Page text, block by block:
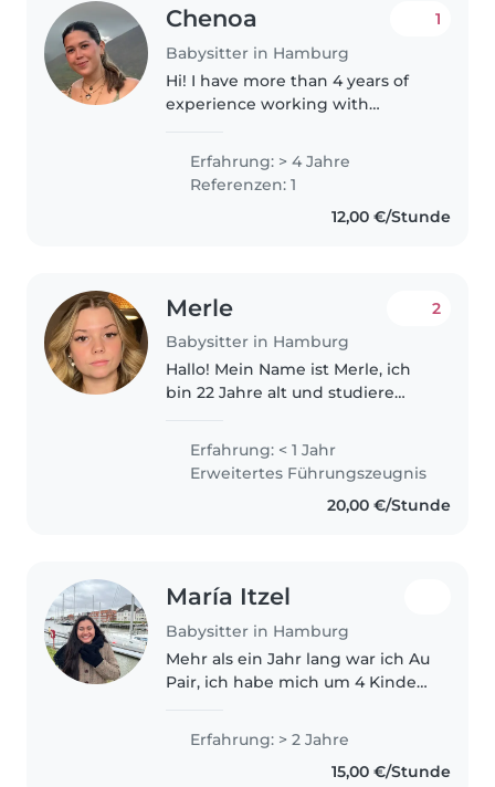
Chenoa
Babysitter in Hamburg
1
Hi! I have more than 4 years of
experience working with
educational activities. I've also
taught English and worked as..
Erfahrung: > 4 Jahre
Referenzen: 1
12,00 €/Stunde
Merle
Babysitter in Hamburg
2
Hallo! Mein Name ist Merle, ich
bin 22 Jahre alt und studiere
Kinder zu begleiten und in ihrer
Entwicklung zu unterstützen, ist
meine große Leidenschaft...
Erfahrung: < 1 Jahr
Erweitertes Führungszeugnis
20,00 €/Stunde
María Itzel
Babysitter in Hamburg
Mehr als ein Jahr lang war ich Au
Pair, ich habe mich um 4 Kinder
Jahren). Obwohl mein Deutsch
nicht sehr fortgeschritten ist,
kann ich mich verständigen..
Erfahrung: > 2 Jahre
15,00 €/Stunde